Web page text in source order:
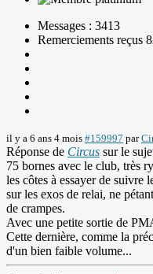
Messages : 3413
Remerciements reçus
il y a 6 ans 4 mois #159997 par
Réponse de Circus sur le
75 bornes avec le club, très
les côtes à essayer de suivre
sur les exos de relai, ne
de crampes.
Avec une petite sortie de
Cette dernière, comme la
d'un bien faible volume...